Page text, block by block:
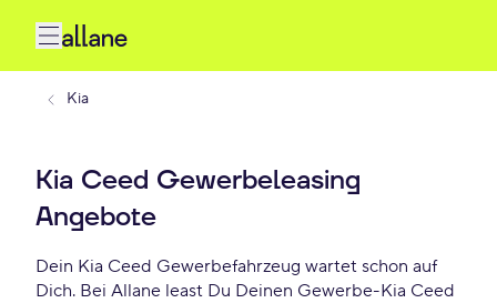
Kia
Kia Ceed Gewerbeleasing
Angebote
Dein Kia Ceed Gewerbefahrzeug wartet schon auf
Dich. Bei Allane least Du Deinen Gewerbe-Kia Ceed